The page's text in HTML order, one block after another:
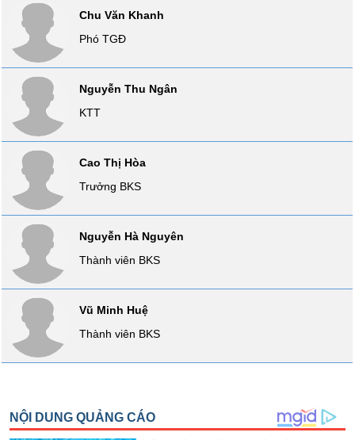
Chu Văn Khanh
Phó TGĐ
Nguyễn Thu Ngân
KTT
Cao Thị Hòa
Trưởng BKS
Nguyễn Hà Nguyên
Thành viên BKS
Vũ Minh Huệ
Thành viên BKS
DỊCH
TRUYỀN
THÔNG
TIỆN
ÍCH
ĐỘNG
SẢN
khoán
(-)